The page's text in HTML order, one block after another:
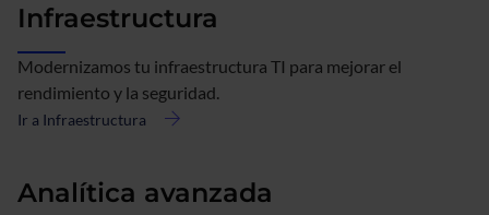
Infraestructura
Modernizamos tu infraestructura TI para mejorar el
rendimiento y la seguridad.
Ir a Infraestructura
acerca
Analítica avanzada